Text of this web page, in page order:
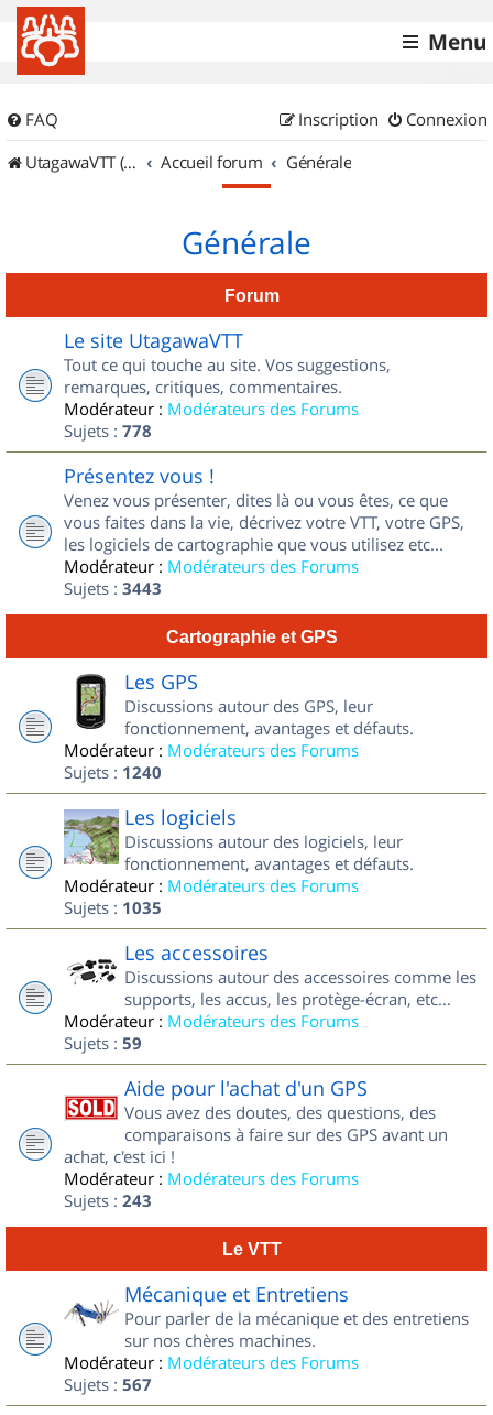
Menu
FAQ Connexion
Inscription
UtagawaVTT (Randos VTT et VTTAE avec traces GPS)
Accueil forum Générale
Générale
Forum
Le site UtagawaVTT
Tout ce qui touche au site. Vos suggestions,
remarques, critiques, commentaires.
Modérateur : Modérateurs des Forums
Sujets : 778
Présentez vous !
Venez vous présenter, dites là ou vous êtes, ce que
vous faites dans la vie, décrivez votre VTT, votre GPS,
les logiciels de cartographie que vous utilisez etc...
Modérateur : Modérateurs des Forums
Sujets : 3443
Cartographie et GPS
Les GPS
Discussions autour des GPS, leur
fonctionnement, avantages et défauts.
Modérateur : Modérateurs des Forums
Sujets : 1240
Les logiciels
Discussions autour des logiciels, leur
fonctionnement, avantages et défauts.
Modérateur : Modérateurs des Forums
Sujets : 1035
Les accessoires
Discussions autour des accessoires comme les
supports, les accus, les protège-écran, etc...
Modérateur : Modérateurs des Forums
Sujets : 59
Aide pour l'achat d'un GPS
Vous avez des doutes, des questions, des
comparaisons à faire sur des GPS avant un
achat, c'est ici !
Modérateur : Modérateurs des Forums
Sujets : 243
Le VTT
Mécanique et Entretiens
Pour parler de la mécanique et des entretiens
sur nos chères machines.
Modérateur : Modérateurs des Forums
Sujets : 567